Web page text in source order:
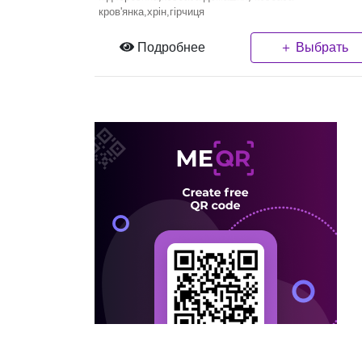
кров'янка,хрін,гірчиця
Подробнее ＋ Выбрать